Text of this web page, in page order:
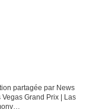
partagée par News
Grand Prix | Las